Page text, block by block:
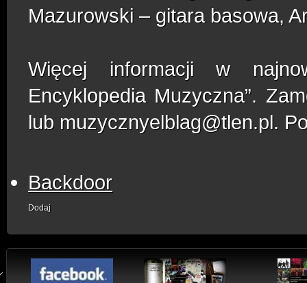
Mazurowski – gitara basowa,
Więcej informacji w
Encyklopedia Muzyczna”.
lub muzycznyelblag@tlen.pl.
Backdoor
Dodaj